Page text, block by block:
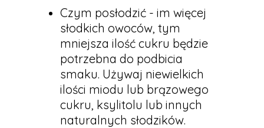
Czym posłodzić - im więcej
słodkich owoców, tym
mniejsza ilość cukru będzie
potrzebna do podbicia
smaku. Używaj niewielkich
ilości miodu lub brązowego
cukru, ksylitolu lub innych
naturalnych słodzików.